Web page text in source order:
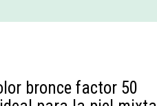
bronce factor 50